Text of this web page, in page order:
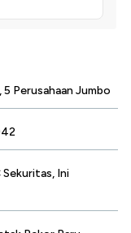
Perusahaan Jumbo
Ini